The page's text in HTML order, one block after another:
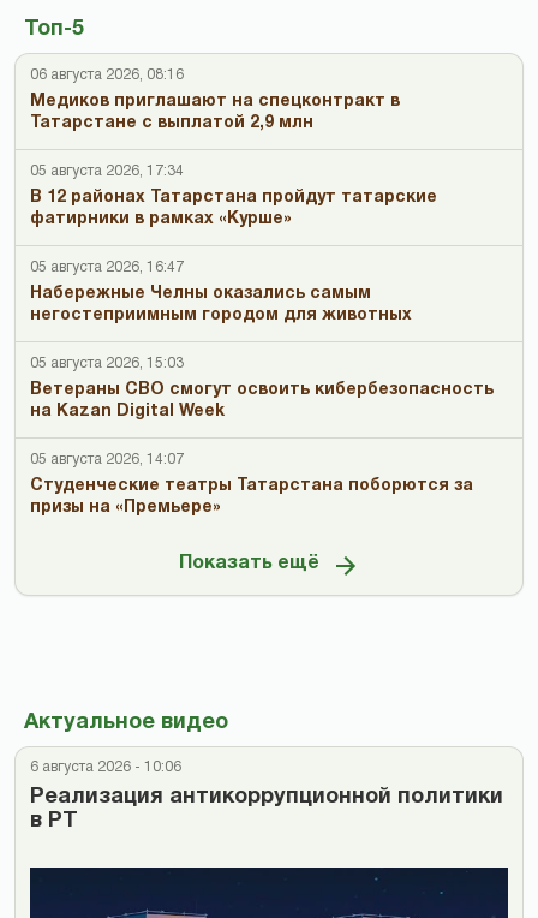
Топ-5
06 августа 2026, 08:16
Медиков приглашают на спецконтракт в
Татарстане с выплатой 2,9 млн
05 августа 2026, 17:34
В 12 районах Татарстана пройдут татарские
фатирники в рамках «Курше»
05 августа 2026, 16:47
Набережные Челны оказались самым
негостеприимным городом для животных
05 августа 2026, 15:03
Ветераны СВО смогут освоить кибербезопасность
на Kazan Digital Week
05 августа 2026, 14:07
Студенческие театры Татарстана поборются за
призы на «Премьере»
Показать ещё
Актуальное видео
6 августа 2026 - 10:06
Реализация антикоррупционной политики
в РТ